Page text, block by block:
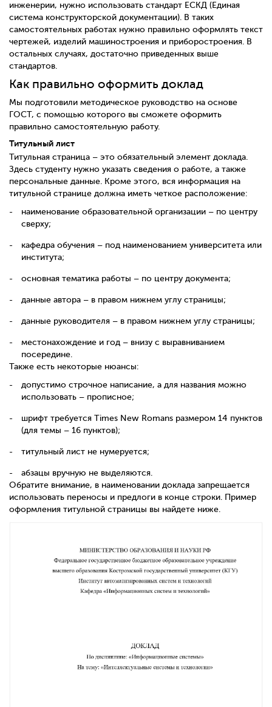
инженерии, нужно использовать стандарт ЕСКД (Единая
система конструкторской документации). В таких
самостоятельных работах нужно правильно оформлять текст
чертежей, изделий машиностроения и приборостроения. В
остальных случаях, достаточно приведенных выше
стандартов.
Как правильно оформить доклад
Мы подготовили методическое руководство на основе
ГОСТ, с помощью которого вы сможете оформить
правильно самостоятельную работу.
Титульный лист
Титульная страница – это обязательный элемент доклада.
Здесь студенту нужно указать сведения о работе, а также
персональные данные. Кроме этого, вся информация на
титульной странице должна иметь четкое расположение:
наименование образовательной организации – по центру
сверху;
кафедра обучения – под наименованием университета или
института;
основная тематика работы – по центру документа;
данные автора – в правом нижнем углу страницы;
данные руководителя – в правом нижнем углу страницы;
местонахождение и год – внизу с выравниванием
посередине.
Также есть некоторые нюансы:
допустимо строчное написание, а для названия можно
использовать – прописное;
шрифт требуется Times New Romans размером 14 пунктов
(для темы – 16 пунктов);
титульный лист не нумеруется;
абзацы вручную не выделяются.
Обратите внимание, в наименовании доклада запрещается
использовать переносы и предлоги в конце строки. Пример
оформления титульной страницы вы найдете ниже.